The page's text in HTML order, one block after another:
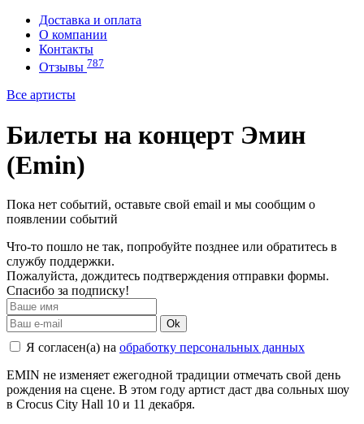
Доставка и оплата
О компании
Контакты
Отзывы 787
Все артисты
Билеты на концерт Эмин
(Emin)
Пока нет событий, оставьте свой email и мы сообщим о
появлении событий
Что-то пошло не так, попробуйте позднее или обратитесь в
службу поддержки.
Пожалуйста, дождитесь подтверждения отправки формы.
Спасибо за подписку!
Ok
Я согласен(а) на обработку персональных данных
EMIN не изменяет ежегодной традиции отмечать свой день
рождения на сцене. В этом году артист даст два сольных шоу
в Crocus City Hall 10 и 11 декабря.